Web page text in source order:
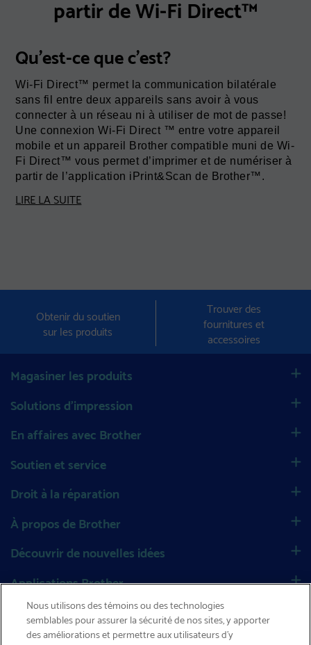
partir de Wi-Fi Direct™
Qu'est-ce que c'est?
Wi-Fi Direct™ permet la communication bilatérale
sans fil entre deux appareils sans avoir à vous
connecter à un réseau ni à utiliser de mot de passe!
Une connexion Wi-Fi Direct ™ entre votre appareil
mobile et un appareil Brother compatible muni de Wi-
Fi Direct™ vous permet d’imprimer et de numériser à
partir de l’application iPrint&Scan de Brother™.
LIRE LA SUITE
Obtenir du soutien
sur les produits
Trouver des
fournitures et
accessoires
Magasiner les produits
Solutions d’impression
En affaires avec Brother
Soutien et service
Droit à la réparation
À propos de Brother
Découvrir de nouvelles idées
Applications Brother
Social
Nous utilisons des témoins ou des technologies
semblables pour assurer la sécurité de nos sites, y apporter
des améliorations et permettre aux utilisateurs d’y